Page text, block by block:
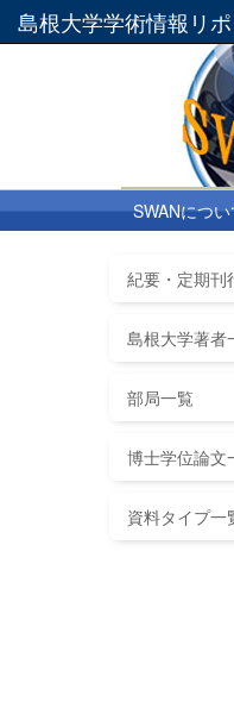
島根大学学術情報リ
SWANにつ
紀要・定期刊
島根大学著者
部局一覧
博士学位論文
資料タイプ一